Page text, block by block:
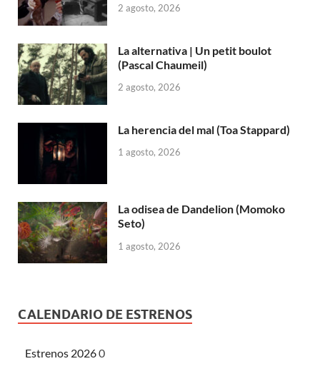
2 agosto, 2026
La alternativa | Un petit boulot
(Pascal Chaumeil)
2 agosto, 2026
La herencia del mal (Toa Stappard)
1 agosto, 2026
La odisea de Dandelion (Momoko
Seto)
1 agosto, 2026
CALENDARIO DE ESTRENOS
Estrenos 20260